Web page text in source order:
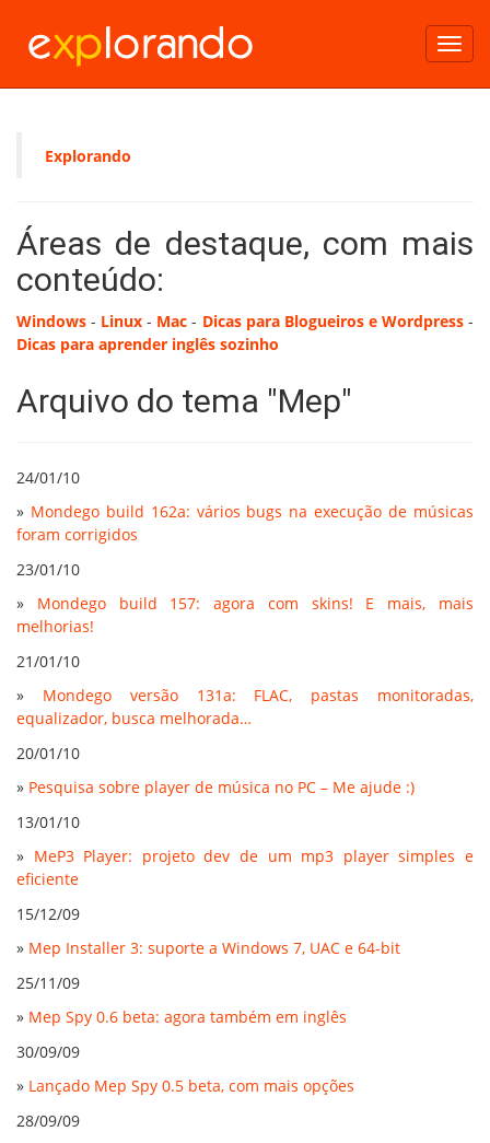
Explorando
Áreas de destaque, com mais
conteúdo:
Windows - Linux - Mac - Dicas para Blogueiros e Wordpress-
Dicas para aprender inglês sozinho
Arquivo do tema "Mep"
24/01/10
» Mondego build 162a: vários bugs na execução de músicas
foram corrigidos
23/01/10
» Mondego build 157: agora com skins! E mais, mais
melhorias!
21/01/10
» Mondego versão 131a: FLAC, pastas monitoradas,
equalizador, busca melhorada…
20/01/10
» Pesquisa sobre player de música no PC – Me ajude :)
13/01/10
» MeP3 Player: projeto dev de um mp3 player simples e
eficiente
15/12/09
» Mep Installer 3: suporte a Windows 7, UAC e 64-bit
25/11/09
» Mep Spy 0.6 beta: agora também em inglês
30/09/09
» Lançado Mep Spy 0.5 beta, com mais opções
28/09/09